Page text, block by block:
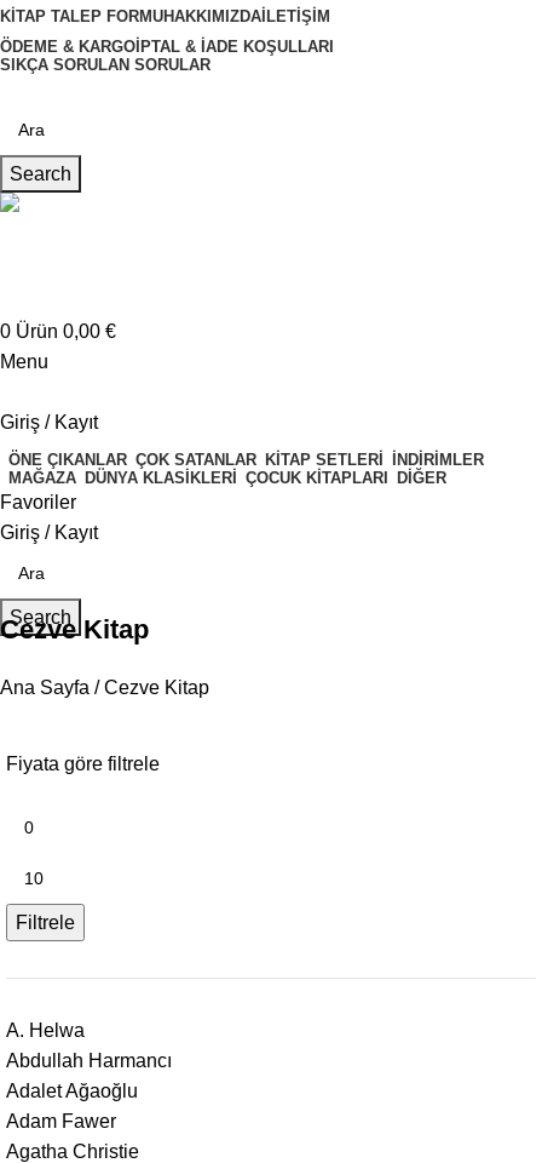
KITAP TALEP FORMUHAKKIMIZDA İLETIŞIM
ÖDEME & KARGO İPTAL & İADE KOŞULLARI
SIKÇA SORULAN SORULAR
Search
0 Ürün 0,00 €
Menu
Giriş / Kayıt
ÖNE ÇIKANLAR ÇOK SATANLAR KITAP SETLERI İNDIRIMLER
MAĞAZA DÜNYA KLASIKLERI ÇOCUK KITAPLARI DIĞER
Favoriler
Giriş / Kayıt
Search
Cezve Kitap
Ana Sayfa Cezve Kitap
Fiyata göre filtrele
Filtrele
A. Helwa
Abdullah Harmancı
Adalet Ağaoğlu
Adam Fawer
Agatha Christie